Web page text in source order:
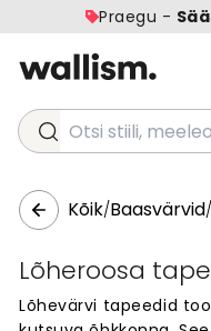
Praegu -
Otsi stiili, meeleolu
Kõik/Baasvärvid/
Lõheroosa
Lõhevärvi tapeedid